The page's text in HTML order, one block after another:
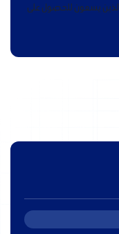
الذين يسعون للحصول على